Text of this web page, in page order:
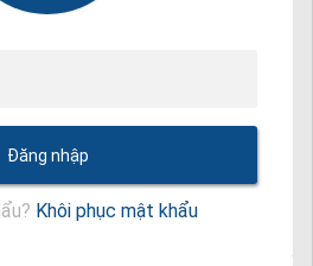
Khôi phục mật khẩu